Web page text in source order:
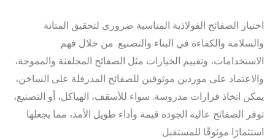
اختيار الصفائح الفولاذية المناسبة ضروري لتحقيق المتانة
والسلامة والكفاءة في البناء والتصنيع. من خلال فهم
الاستخدامات، وتقييم الخيارات مثل الصفائح المجلفنة والمموجة،
والاعتماد على موردين موثوقين للصفائح المدرفلة على الساخن،
يمكن اتخاذ قرارات مدروسة. سواء للأسقف، الهياكل، أو التصنيع،
توفر الصفائح عالية الجودة قيمة وأداء طويل الأمد، مما يجعلها
استثمارًا موثوقًا للمستقبل.